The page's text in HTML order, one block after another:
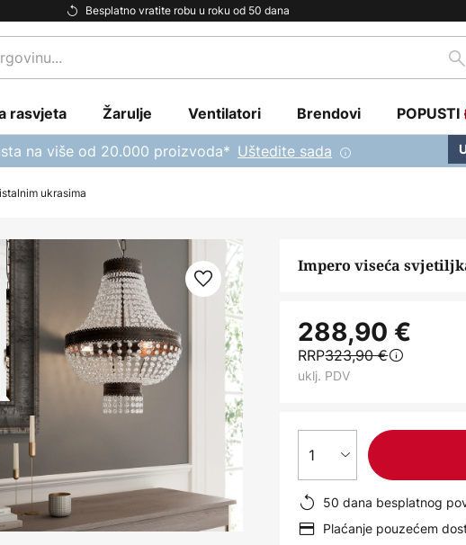
Besplatno vratite robu u roku od 50 dana
rasvjeta Žarulje Ventilatori Brendovi POPUSTI
na više od 20.000 proizvoda* Uštedite sada
ukrasima
Impero viseća
288,90 €
RRP323,90 €
uklj. PDV
1
50 dana besplatnog
Plaćanje pouzećem